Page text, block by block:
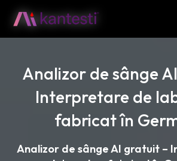
Analizor de sânge
Interpretare de
fabricat în
Analizor de sânge AI gratuit –